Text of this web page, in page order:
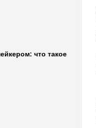
что такое